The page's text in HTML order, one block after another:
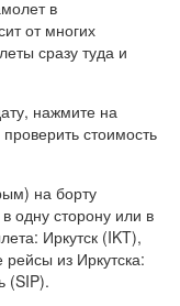
в
от многих
сразу туда и
нажмите на
стоимость
на борту
одну сторону или в
Иркутск (IKT),
из Иркутска:
(SIP).